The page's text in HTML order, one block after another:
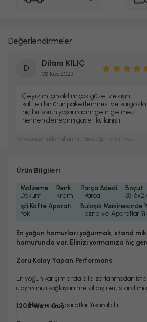
Değerlendirmeler
D
Dilara KILIÇ
08 Kas 2023
Çeyizim için aldım çok güzel ve aşırı
kaliteli bir ürün paketlenmesi ve kargo da
hiç bir sorun yaşamadım gelir gelmez
hemen denedim gayet kullanışlı
Karaca üzerinden alınmış ürün değerlendirmesi.
Ürün Bilgileri
Malzeme
Döküm
Renk
Krem
Parça Adedi
1 Parça
Boyut
38,
İçli Köfte Aparatı
Yok
Bulaşık Makinesinde
Hazne ve Aparatlar
Otomatik Kapanma
Yok
Yedek Parça Temini
Evet
Garanti Yılı
Güç
Ses Yüksekliği
Turbo Fonksiyonu
Karıştırıcı Malzemesi
Gövde Malzemesi
Döküm
Tartı Özelliği
Yok
5, 50
Hazne Malzemesi
Paslanmaz Çelik
En yoğun hamurları yoğurmak, stand
hamurunda var. Elinizi yormanıza hiç
Zoru Kolay Yapan Performans
En yoğun karışımlarda bile zorlanmadan
ulaşmanızı sağlayan metal dişliler, stand
1200 Watt Güç
Hazne ve Aparatlar Yıkanabilir